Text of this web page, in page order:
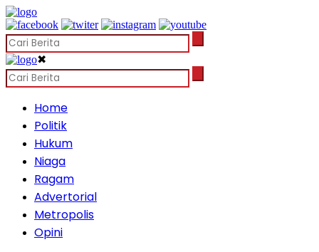
✖
Home
Politik
Hukum
Niaga
Ragam
Advertorial
Metropolis
Opini